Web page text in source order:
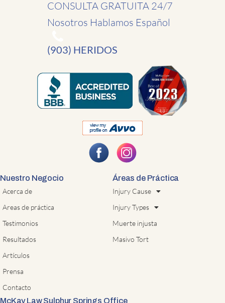
CONSULTA GRATUITA 24/7
Nosotros Hablamos Español
(903) HERIDOS
Nuestro Negocio
Acerca de
Areas de práctica
Testimonios
Resultados
Artículos
Prensa
Contacto
Áreas de Práctica
Injury Cause
Injury Types
Muerte injusta
Masivo Tort
McKay Law Sulphur Springs Office